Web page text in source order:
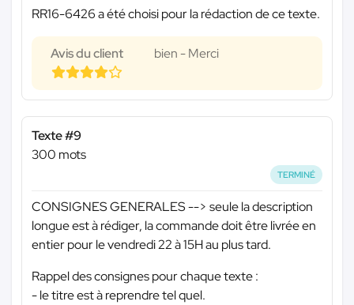
RR16-6426 a été choisi pour la rédaction de ce texte.
Avis du client bien - Merci
Texte #9
300 mots
TERMINÉ
CONSIGNES GENERALES --> seule la description
longue est à rédiger, la commande doit être livrée en
entier pour le vendredi 22 à 15H au plus tard.
Rappel des consignes pour chaque texte :
- le titre est à reprendre tel quel.